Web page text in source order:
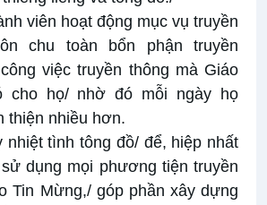
viên hoạt động mục vụ truyền
chu toàn bổn phận truyền
việc truyền thông mà Giáo
cho họ/ nhờ đó mỗi ngày họ
thiện nhiều hơn.
nhiệt tình tông đồ/ để, hiệp nhất
dụng mọi phương tiện truyền
Tin Mừng,/ góp phần xây dựng